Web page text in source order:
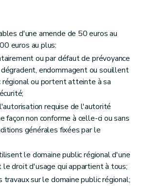
d'une amende de 50 euros au
euros au plus:
ou par défaut de prévoyance
endommagent ou souillent
régional ou portent atteinte à sa
requise de l'autorité
façon non conforme à celle-ci ou sans
générales fixées par le
le domaine public régional d'une
le droit d'usage qui appartient à tous;
sur le domaine public régional;